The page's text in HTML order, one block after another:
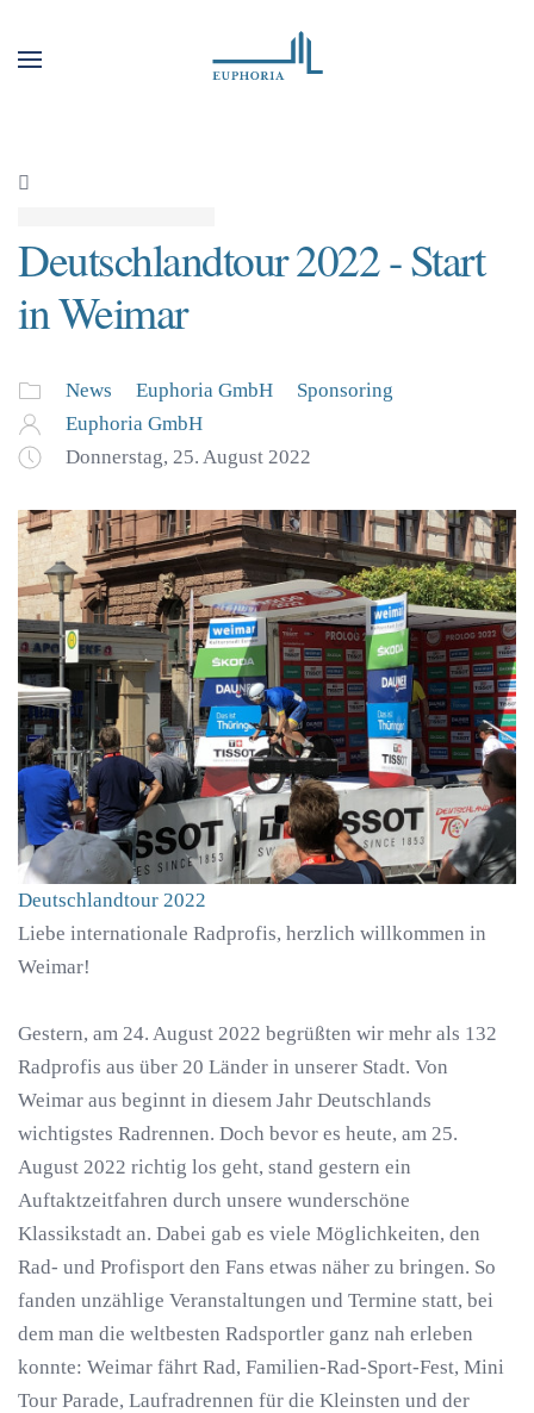
Deutschlandtour 2022 - Start
in Weimar
News Euphoria GmbH
Sponsoring
Euphoria GmbH
Donnerstag, 25. August 2022
Deutschlandtour 2022
Liebe internationale Radprofis, herzlich willkommen in
Weimar!
Gestern, am 24. August 2022 begrüßten wir mehr als 132
Radprofis aus über 20 Länder in unserer Stadt. Von
Weimar aus beginnt in diesem Jahr Deutschlands
wichtigstes Radrennen. Doch bevor es heute, am 25.
August 2022 richtig los geht, stand gestern ein
Auftaktzeitfahren durch unsere wunderschöne
Klassikstadt an. Dabei gab es viele Möglichkeiten, den
Rad- und Profisport den Fans etwas näher zu bringen. So
fanden unzählige Veranstaltungen und Termine statt, bei
dem man die weltbesten Radsportler ganz nah erleben
konnte: Weimar fährt Rad, Familien-Rad-Sport-Fest, Mini
Tour Parade, Laufradrennen für die Kleinsten und der